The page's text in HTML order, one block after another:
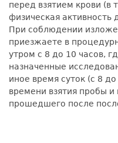
перед взятием крови (в
физическая
При соблюдении
приезжаете в
утром с 8 до 10 часов,
назначенные
иное время суток (с 8
времени взятия пробы
прошедшего после